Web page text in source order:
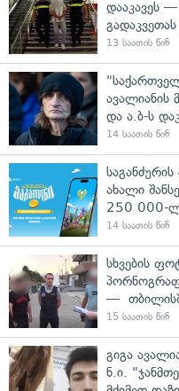
დააკავეს
13 საათის წინ
ავალიანის
და ა.ბ-ს
14 საათის წინ
ახალი
250 000-
14 საათის წინ
სხვების
—
15 საათის წინ
გიგა
ნ.ი.